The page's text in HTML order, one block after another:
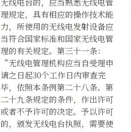
无线电台的，应当熟悉无线电管
理规定，具有相应的操作技术能
力，所使用的无线电发射设备应
当符合国家标准和国家无线电管
理的有关规定。第三十一条：
“无线电管理机构应当自受理申
请之日起30个工作日内审查完
毕，依照本条例第二十八条、第
二十九条规定的条件，作出许可
或者不予许可的决定。予以许可
的，颁发无线电台执照，需要使